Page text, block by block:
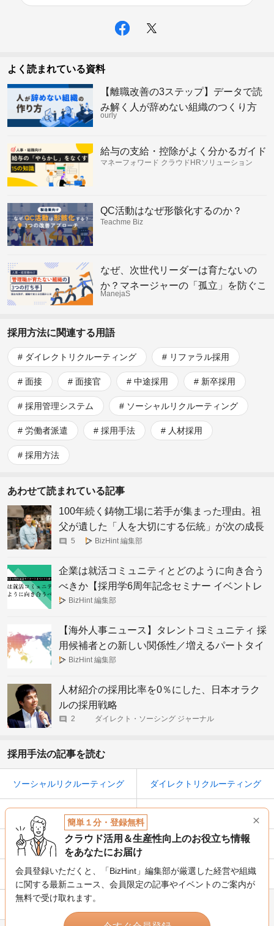
よく読まれている資料
【離職改善の3ステップ】データで読
み解く人が辞めない組織のつくり方
ourly
給与の支給・控除がよく分かるガイド
マネーフォワード クラウドHRソリューション
QC活動はなぜ形骸化するのか？
Teachme Biz
なぜ、次世代リーダーは育たないの
か？マネージャーの「孤立」を防ぐこ
れからの組織の仕組み
ManejaS
採用方法に関連する用語
ダイレクトリクルーティング リファラル採用
面接 面接官 中途採用 新卒採用
採用管理システム ソーシャルリクルーティング
労働者派遣 採用手法 人材採用
採用方法
あわせて読まれている記事
100年続く鋳物工場に若手が集まった理由。祖
父が遺した「人を大切にする伝統」が次の成長
の礎に
5 BizHint 編集部
企業は就活コミュニティとどのように向き合う
べきか【採用学6周年記念セミナー イベントレ
ポート】
BizHint 編集部
【海外人事ニュース】タレントコミュニティ 採
用候補者との新しい関係性／増えるパートタイ
ム就業
BizHint 編集部
人材紹介の採用比率を0％にした、日本オラク
ルの採用戦略
2 ダイレクト・ソーシング ジャーナル
採用手法の記事を読む
ソーシャルリクルーティング ダイレクトリクルーティング
リファラル採用
採用コンサルティング 求人媒体
人的資源 人材紹介
採用代行
簡単１分・登録無料
クラウド活用＆生産性向上のお役立ち情報
をあなたにお届け
会員登録いただくと、「BizHint」編集部が厳選した経営や組織
に関する最新ニュース、 会員限定の記事やイベントのご案内が
無料で受け取れます。